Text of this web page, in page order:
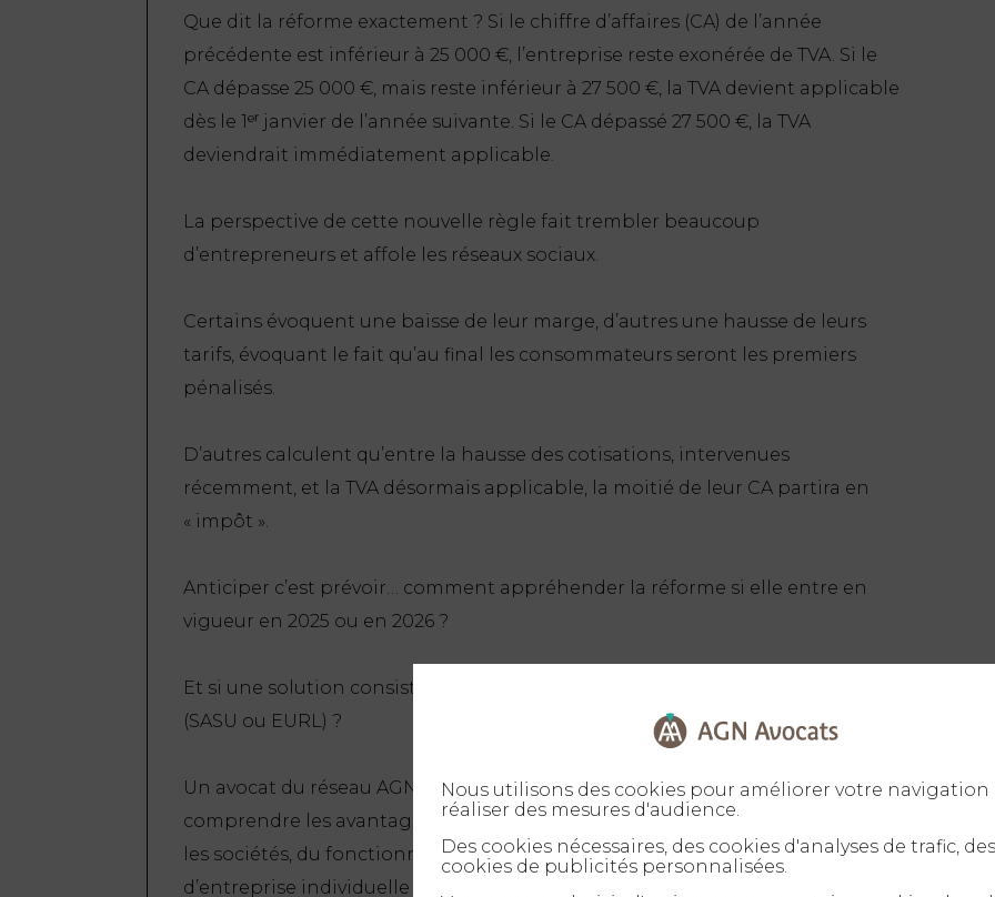
Que dit la réforme exactement ? Si le chiffre d’affaires (CA) de l’année
précédente est inférieur à 25 000 €, l’entreprise reste exonérée de TVA. Si le
CA dépasse 25 000 €, mais reste inférieur à 27 500 €, la TVA devient applicable
dès le 1ᵉʳ janvier de l’année suivante. Si le CA dépassé 27 500 €, la TVA
deviendrait immédiatement applicable.
La perspective de cette nouvelle règle fait trembler beaucoup
d’entrepreneurs et affole les réseaux sociaux.
Certains évoquent une baisse de leur marge, d’autres une hausse de leurs
tarifs, évoquant le fait qu’au final les consommateurs seront les premiers
pénalisés.
D’autres calculent qu’entre la hausse des cotisations, intervenues
récemment, et la TVA désormais applicable, la moitié de leur CA partira en
« impôt ».
Anticiper c’est prévoir… comment appréhender la réforme si elle entre en
vigueur en 2025 ou en 2026 ?
Et si une solution consistait à passer l’entreprise au réel ? à passer en société
(SASU ou EURL) ?
Un avocat du réseau AGN peut vous accompagner. Il vous faudra
comprendre les avantages et inconvénients du régime réel, de l’impôt sur
les sociétés, du fonctionnement de la TVA, du mécanisme de l’apport
d’entreprise individuelle : nous sommes là pour vous expliquer ces
Nous utilisons des cookies pour améliorer votre navigation
réaliser des mesures d'audience.
Des cookies nécessaires, des cookies d'analyses de trafic, des
cookies de publicités personnalisées.